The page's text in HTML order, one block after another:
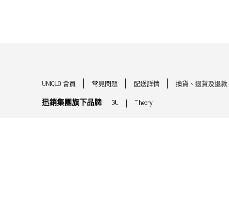
UNIQLO 會員 常見問題 配送詳情 換貨、退貨及退款
迅銷集團旗下品牌 GU Theory